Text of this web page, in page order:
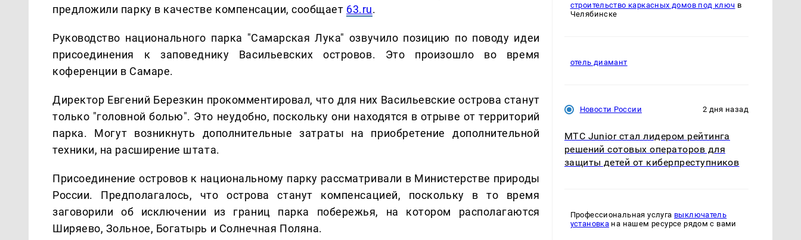
предложили парку в качестве компенсации, сообщает 63.ru.
Руководство национального парка "Самарская Лука" озвучило позицию по поводу идеи
присоединения к заповеднику Васильевских островов. Это произошло во время
коференции в Самаре.
Директор Евгений Березкин прокомментировал, что для них Васильевские острова станут
только "головной болью". Это неудобно, поскольку они находятся в отрыве от территорий
парка. Могут возникнуть дополнительные затраты на приобретение дополнительной
техники, на расширение штата.
Присоединение островов к национальному парку рассматривали в Министерстве природы
России. Предполагалось, что острова станут компенсацией, поскольку в то время
заговорили об исключении из границ парка побережья, на котором располагаются
Ширяево, Зольное, Богатырь и Солнечная Поляна.
строительство каркасных домов под ключ в
Челябинске
отель диамант
Новости России 2 дня назад
МТС Junior стал лидером рейтинга
решений сотовых операторов для
защиты детей от киберпреступников
Профессиональная услуга выключатель
установка на нашем ресурсе рядом с вами